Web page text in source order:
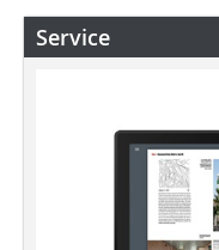
Service